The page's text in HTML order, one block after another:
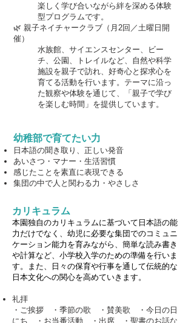
楽しく学び合いながら絆を深める体験
型プログラムです。
🌿 親子ネイチャークラブ（月2回／土曜日開
催）
水族館、サイエンスセンター、ビー
チ、公園、トレイルなど、自然や科学
施設を親子で訪れ、好奇心と探求心を
育てる活動を行います。テーマに沿っ
た観察や体験を通じて、「親子で学び
を楽しむ時間」を提供しています。
幼稚部で育てたい力
日本語の聞き取り、正しい発音
あいさつ・マナー・生活習慣
感じたことを素直に表現できる
集団の中で人と関わる力・やさしさ
カリキュラム
本園独自のカリキュラムに基づいて日本語の能
力だけでなく、幼児に必要な集団でのコミュニ
ケーション能力を育みながら、簡単な読み書き
や計算など、小学校入学のための準備を行いま
す。また、日々の保育や行事を通して伝統的な
日本文化への関心を高めていきます。
礼拝
・ご挨拶 ・季節の歌 ・賛美歌 ・今日の日
にち ・お当番活動 ・出席 ・聖書のお話な